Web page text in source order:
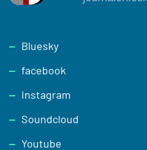
Footer
Bluesky
facebook
Instagram
Soundcloud
Youtube